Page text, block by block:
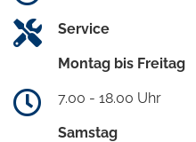
Service
Montag bis Freitag
7.00 - 18.00 Uhr
Samstag